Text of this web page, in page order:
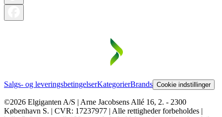
Salgs- og leveringsbetingelserKategorierBrands Cookie indstillinger
©2026 Elgiganten A/S | Arne Jacobsens Allé 16, 2. - 2300
København S. | CVR: 17237977 | Alle rettigheder forbeholdes |